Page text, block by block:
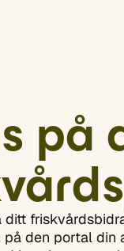
på
ditt
på den portal